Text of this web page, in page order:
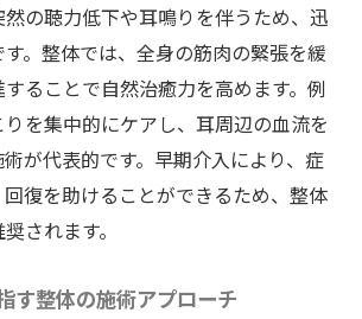
の聴力低下や耳鳴りを伴うため、迅
。整体では、全身の筋肉の緊張を緩
ることで自然治癒力を高めます。例
を集中的にケアし、耳周辺の血流を
が代表的です。早期介入により、症
復を助けることができるため、整体
されます。
す整体の施術アプローチ